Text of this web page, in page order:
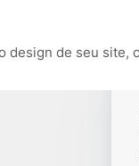
design de seu site,